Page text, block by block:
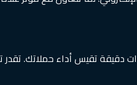
دقيقة تقيس أداء حملاتك. تقدر